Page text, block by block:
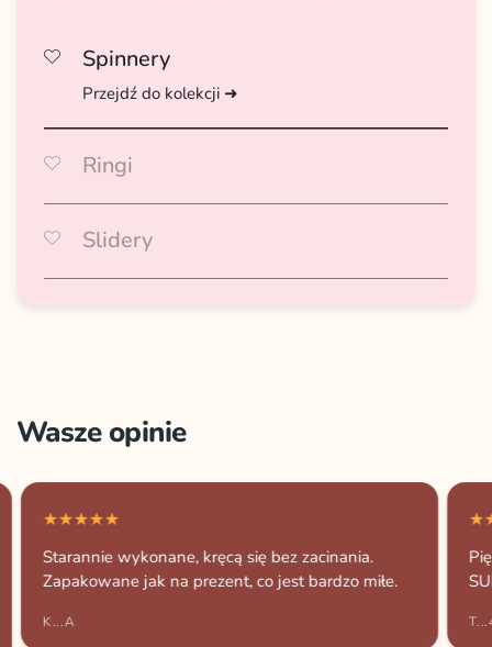
Spinnery
Przejdź do kolekcji ➜
Ringi
Slidery
Wasze opinie
Starannie wykonane, kręcą się bez zacinania.
Zapakowane jak na prezent, co jest bardzo miłe.
K...A